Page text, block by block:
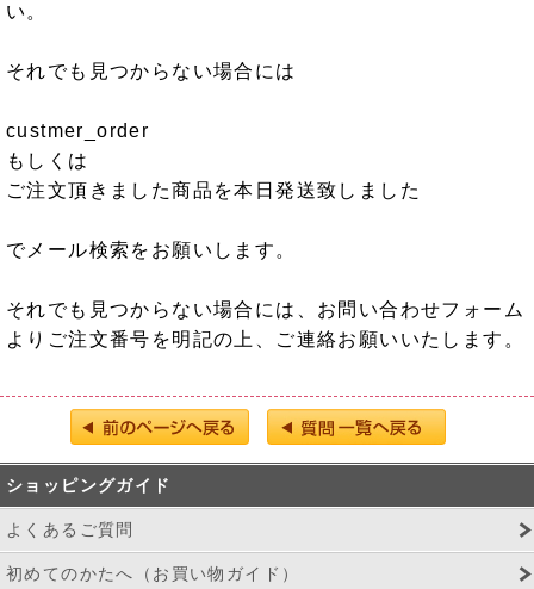
い。
それでも見つからない場合には
custmer_order
もしくは
ご注文頂きました商品を本日発送致しました
でメール検索をお願いします。
それでも見つからない場合には、お問い合わせフォーム
よりご注文番号を明記の上、ご連絡お願いいたします。
ショッピングガイド
よくあるご質問
初めてのかたへ（お買い物ガイド）